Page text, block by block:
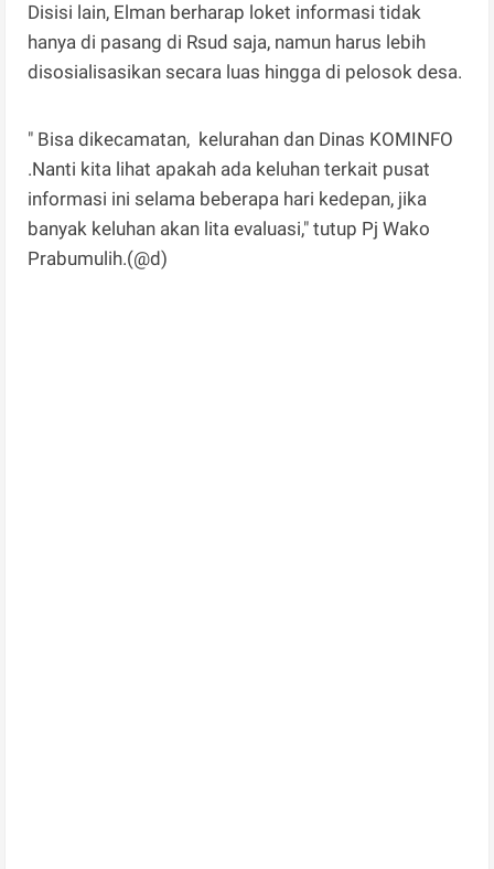
Disisi lain, Elman berharap loket informasi tidak
hanya di pasang di Rsud saja, namun harus lebih
disosialisasikan secara luas hingga di pelosok desa.
" Bisa dikecamatan, kelurahan dan Dinas KOMINFO
.Nanti kita lihat apakah ada keluhan terkait pusat
informasi ini selama beberapa hari kedepan, jika
banyak keluhan akan lita evaluasi," tutup Pj Wako
Prabumulih.(@d)